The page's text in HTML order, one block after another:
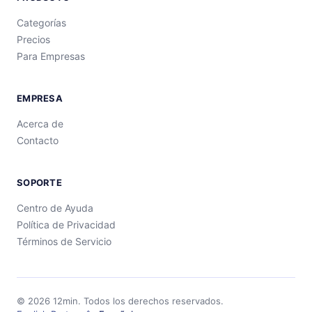
Categorías
Precios
Para Empresas
EMPRESA
Acerca de
Contacto
SOPORTE
Centro de Ayuda
Política de Privacidad
Términos de Servicio
© 2026 12min. Todos los derechos reservados.